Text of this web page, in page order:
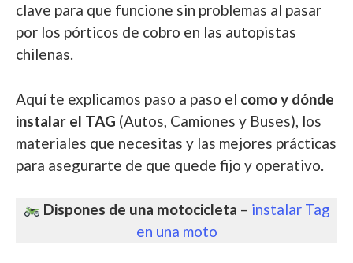
clave para que funcione sin problemas al pasar
por los pórticos de cobro en las autopistas
chilenas.
Aquí te explicamos paso a paso el como y dónde
instalar el TAG (Autos, Camiones y Buses), los
materiales que necesitas y las mejores prácticas
para asegurarte de que quede fijo y operativo.
Dispones de una motocicleta – instalar Tag
en una moto